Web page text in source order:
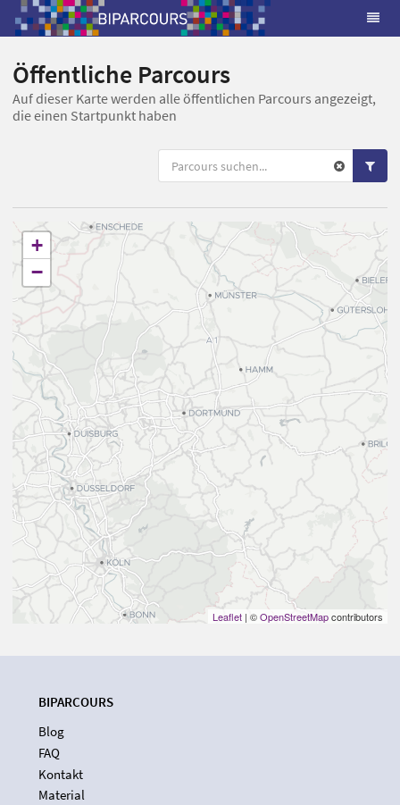
Öffentliche Parcours
Auf dieser Karte werden alle öffentlichen Parcours angezeigt,
die einen Startpunkt haben
+
−
Leaflet | ©OpenStreetMapcontributors
BIPARCOURS
Blog
FAQ
Kontakt
Material